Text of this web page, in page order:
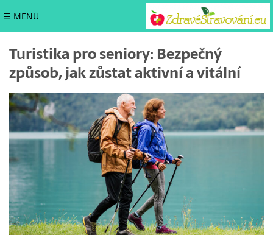
☰ MENU
Turistika pro seniory: Bezpečný
způsob, jak zůstat aktivní a vitální